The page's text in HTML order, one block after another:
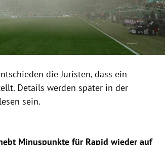
die Juristen, dass ein
Details werden später in der
sein.
Minuspunkte für Rapid wieder auf